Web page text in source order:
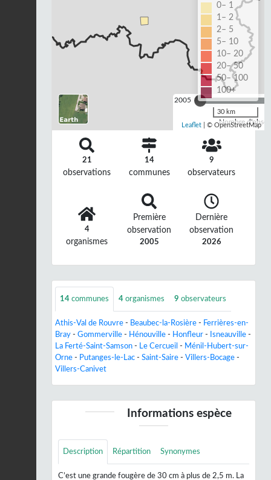
2005
Nombre
0– 1
1– 2
2– 5
5– 10
10– 20
20– 50
50– 100
100+
30 km
Leaflet | © OpenStreetMap
21
observations
14
communes
9
observateurs
4
organismes
Première
observation
2005
Dernière
observation
2026
14 communes 4 organismes 9 observateurs
Athis-Val de Rouvre - Beaubec-la-Rosière - Ferrières-en-
Bray - Gommerville - Hénouville - Honfleur - Isneauville -
La Ferté-Saint-Samson - Le Cercueil - Ménil-Hubert-sur-
Orne - Putanges-le-Lac - Saint-Saire - Villers-Bocage -
Villers-Canivet
Informations espèce
Description Répartition Synonymes
C’est une grande fougère de 30 cm à plus de 2,5 m. La